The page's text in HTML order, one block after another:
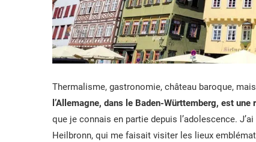
Thermalisme, gastronomie, château baroque,
l’Allemagne, dans le Baden-Württemberg, est
que je connais en partie depuis l’adolescence.
Heilbronn, qui me faisait visiter les lieux